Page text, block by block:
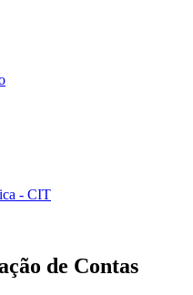
- CIT
de Contas